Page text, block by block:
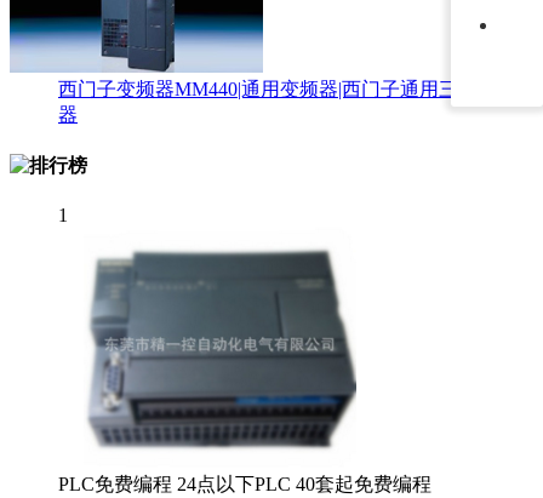
西门子变频器MM440|通用变频器|西门子通用三相变频
器
1
PLC免费编程 24点以下PLC 40套起免费编程